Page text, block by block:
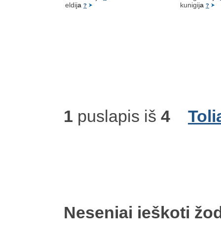
eldija ? kunigija ?
1 puslapis iš 4
Neseniai ieškoti